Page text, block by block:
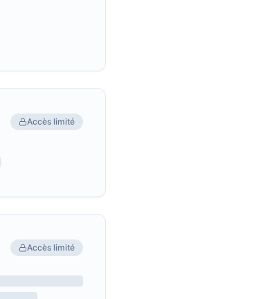
Accès limité
Accès limité